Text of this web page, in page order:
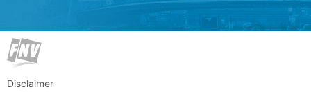
Disclaimer